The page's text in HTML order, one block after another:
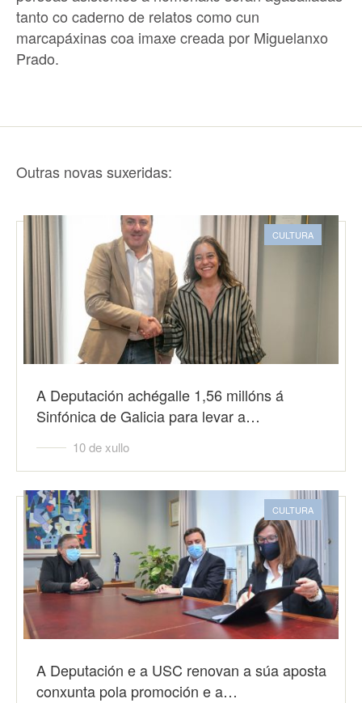
tanto co caderno de relatos como cun
marcapáxinas coa imaxe creada por Miguelanxo
Prado.
Outras novas suxeridas:
CULTURA
A Deputación achégalle 1,56 millóns á
Sinfónica de Galicia para levar a…
10 de xullo
CULTURA
A Deputación e a USC renovan a súa aposta
conxunta pola promoción e a…